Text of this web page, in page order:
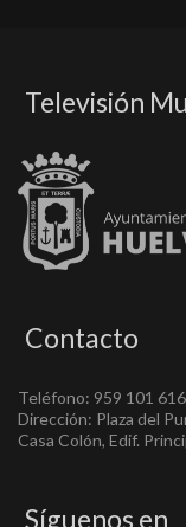
Televisión
Contacto
Teléfono: 959 101 616
Dirección: Plaza del
Casa Colón, Edif.
Síguenos en